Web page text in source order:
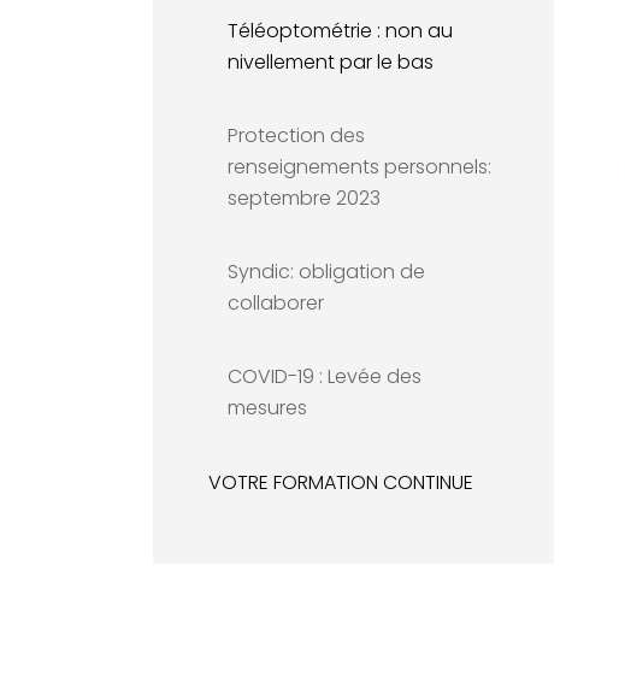
Téléoptométrie : non au
nivellement par le bas
Protection des
renseignements personnels:
septembre 2023
Syndic: obligation de
collaborer
COVID-19 : Levée des
mesures
VOTRE FORMATION CONTINUE